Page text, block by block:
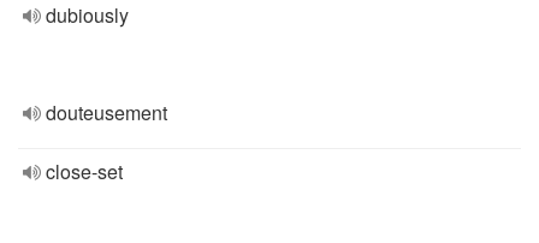
dubiously
douteusement
close-set